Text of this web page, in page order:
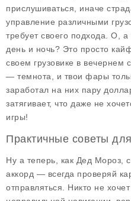
прислушиваться, иначе
управление различными
требует своего подхода. О,
день и ночь? Это просто
своем грузовике в
— темнота, и твои фары
заработал на них пару
затягивает, что даже не
игры!
Практичные советы
Ну а теперь, как Дед Мороз,
аккорд — всегда проверяй
отправляться. Никто не